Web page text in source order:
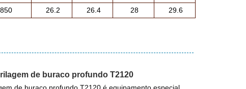
26.2 26.4 28 29.6
de buraco profundo T2120